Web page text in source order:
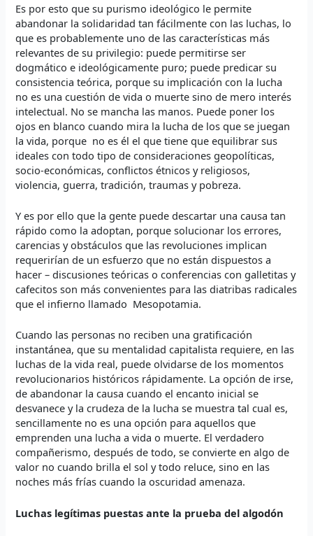
Es por esto que su purismo ideológico le permite
abandonar la solidaridad tan fácilmente con las luchas, lo
que es probablemente uno de las características más
relevantes de su privilegio: puede permitirse ser
dogmático e ideológicamente puro; puede predicar su
consistencia teórica, porque su implicación con la lucha
no es una cuestión de vida o muerte sino de mero interés
intelectual. No se mancha las manos. Puede poner los
ojos en blanco cuando mira la lucha de los que se juegan
la vida, porque no es él el que tiene que equilibrar sus
ideales con todo tipo de consideraciones geopolíticas,
socio-económicas, conflictos étnicos y religiosos,
violencia, guerra, tradición, traumas y pobreza.
Y es por ello que la gente puede descartar una causa tan
rápido como la adoptan, porque solucionar los errores,
carencias y obstáculos que las revoluciones implican
requerirían de un esfuerzo que no están dispuestos a
hacer – discusiones teóricas o conferencias con galletitas y
cafecitos son más convenientes para las diatribas radicales
que el infierno llamado Mesopotamia.
Cuando las personas no reciben una gratificación
instantánea, que su mentalidad capitalista requiere, en las
luchas de la vida real, puede olvidarse de los momentos
revolucionarios históricos rápidamente. La opción de irse,
de abandonar la causa cuando el encanto inicial se
desvanece y la crudeza de la lucha se muestra tal cual es,
sencillamente no es una opción para aquellos que
emprenden una lucha a vida o muerte. El verdadero
compañerismo, después de todo, se convierte en algo de
valor no cuando brilla el sol y todo reluce, sino en las
noches más frías cuando la oscuridad amenaza.
Luchas legítimas puestas ante la prueba del algodón